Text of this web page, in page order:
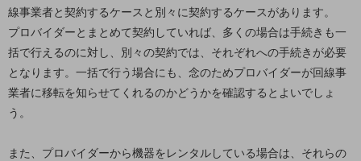
通信モジュール製品
衛星携帯電話
IOT完了済みメーカーブランド製品
料金
料金TOP
線事業者と契約するケースと別々に契約するケースがあります。
プロバイダーとまとめて契約していれば、多くの場合は手続きも一
括で行えるのに対し、別々の契約では、それぞれへの手続きが必要
となります。一括で行う場合にも、念のためプロバイダーが回線事
業者に移転を知らせてくれるのかどうかを確認するとよいでしょ
う。
また、プロバイダーから機器をレンタルしている場合は、それらの